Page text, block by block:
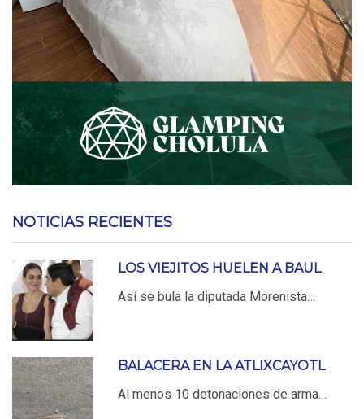
NOTICIAS RECIENTES
LOS VIEJITOS HUELEN A BAUL
Así se bula la diputada Morenista…
BALACERA EN LA ATLIXCAYOTL
Al menos 10 detonaciones de arma…